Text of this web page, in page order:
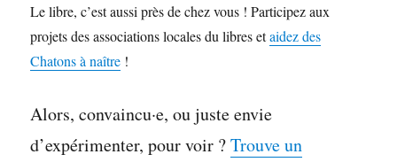
Le libre, c’est aussi près de chez vous ! Participez aux
projets des associations locales du libres etaidez des
Chatons à naître !
Alors, convaincu·e, ou juste envie
d’expérimenter, pour voir ?Trouve un